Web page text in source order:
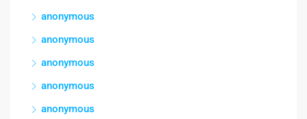
anonymous
anonymous
anonymous
anonymous
anonymous